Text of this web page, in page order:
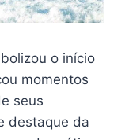
o início
momentos
seus
destaque da